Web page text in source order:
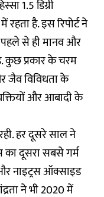
1.5 डिग्री
है. इस रिपोर्ट ने
पहले से ही मानव और
कुछ प्रकार के चरम
जैव विविधता के
और आबादी के
हर दूसरे साल ने
का दूसरा सबसे गर्म
नाइट्रस ऑक्साइड
ने भी 2020 में